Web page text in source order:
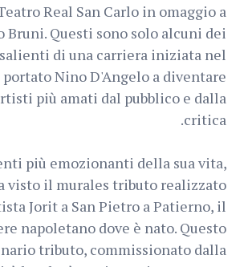
Real San Carlo in omaggio a
Bruni. Questi sono solo alcuni dei
di una carriera iniziata nel
portato Nino D'Angelo a diventare
più amati dal pubblico e dalla
critica.
più emozionanti della sua vita,
visto il murales tributo realizzato
Jorit a San Pietro a Patierno, il
napoletano dove è nato. Questo
tributo, commissionato dalla